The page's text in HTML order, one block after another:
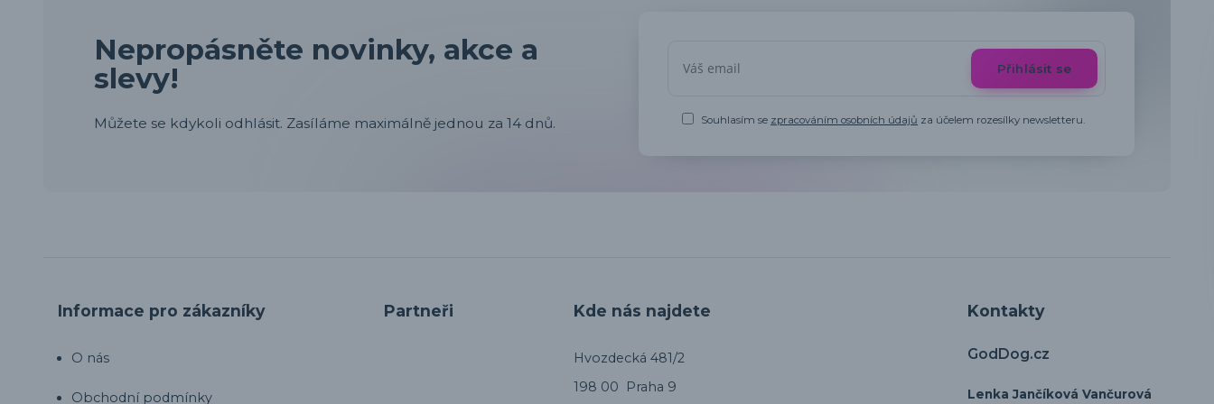
Nepropásněte novinky, akce a
slevy!
Můžete se kdykoli odhlásit. Zasíláme maximálně jednou za 14 dnů.
Přihlásit se
Souhlasím se zpracováním osobních údajů za účelem rozesílky newsletteru.
Informace pro zákazníky
O nás
Obchodní podmínky
Partneři Kde nás najdete
Hvozdecká 481/2
198 00 Praha 9
Kontakty
GodDog.cz
Lenka Jančíková Vančurová